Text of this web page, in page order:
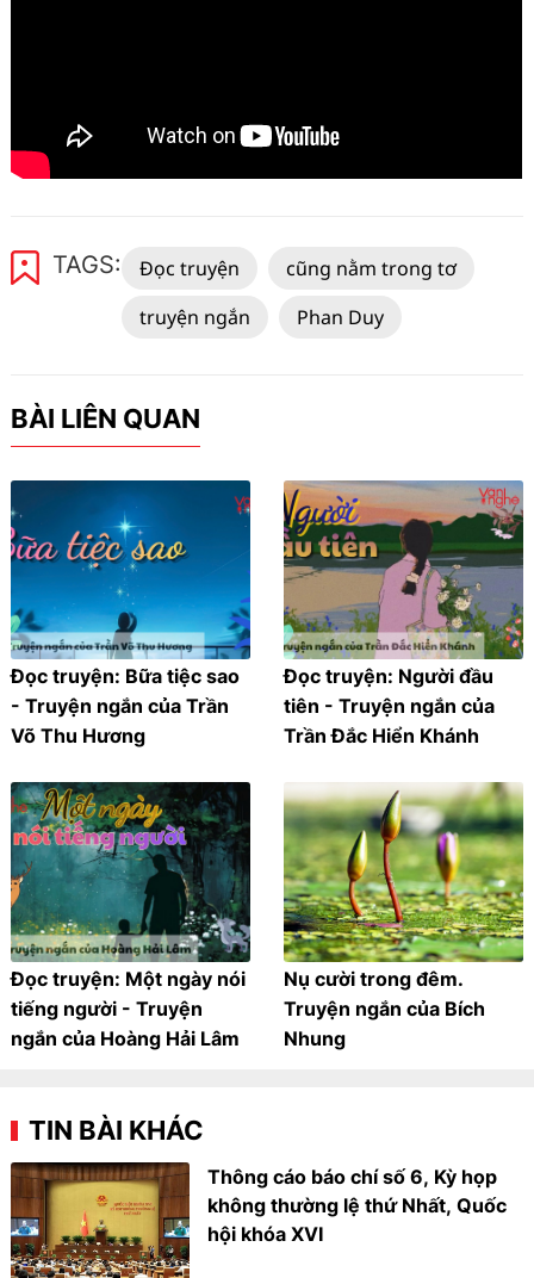
TAGS: Đọc truyện
cũng nằm trong tơ
truyện ngắn
Phan Duy
BÀI LIÊN QUAN
Đọc truyện: Bữa tiệc sao
- Truyện ngắn của Trần
Võ Thu Hương
Đọc truyện: Người đầu
tiên - Truyện ngắn của
Trần Đắc Hiển Khánh
Đọc truyện: Một ngày nói
tiếng người - Truyện
ngắn của Hoàng Hải Lâm
Nụ cười trong đêm.
Truyện ngắn của Bích
Nhung
TIN BÀI KHÁC
Thông cáo báo chí số 6, Kỳ họp
không thường lệ thứ Nhất, Quốc
hội khóa XVI